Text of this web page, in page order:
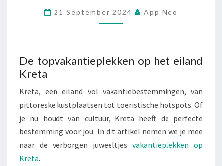
JOUW
DE
MOOISTE
21 September 2024 App Neo
De topvakantieplekken op het eiland
Kreta
Kreta, een eiland vol vakantiebestemmingen, van
pittoreske kustplaatsen tot toeristische hotspots. Of
je nu houdt van cultuur, Kreta heeft de perfecte
bestemming voor jou. In dit artikel nemen we je mee
naar de verborgen juweeltjes vakantieplekken op
Kreta.